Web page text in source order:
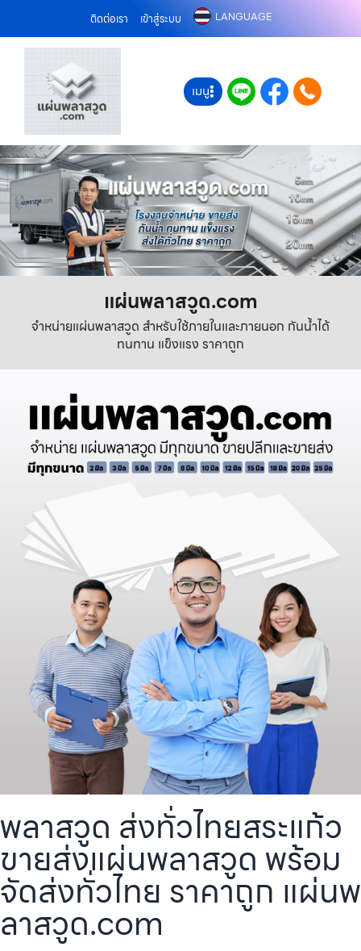
ติดต่อเรา เข้าสู่ระบบ LANGUAGE
เมนู
แผ่นพลาสวูด.com
จำหน่ายแผ่นพลาสวูด สำหรับใช้ภายในและภายนอก กันน้ำได้
ทนทาน แข็งแรง ราคาถูก
พลาสวูด ส่งทั่วไทยสระแก้ว
ขายส่งแผ่นพลาสวูด พร้อม
จัดส่งทั่วไทย ราคาถูก แผ่นพ
ลาสวูด.com